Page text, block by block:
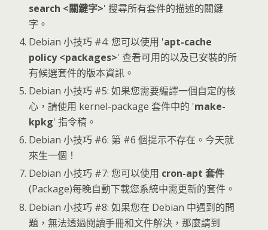
search <關鍵字>' 搜尋所有套件的描述的關鍵
字。
Debian 小技巧 #4: 您可以使用 'apt-cache
policy <packages>' 查看可用的以及已安裝的所
有候選套件的版本資訊。
Debian 小技巧 #5: 如果您需要編譯一個自定的核
心，請使用 kernel-package 套件中的 'make-
kpkg' 指令稿。
Debian 小技巧 #6: 第 #6 個提示不存在。今天就
來生一個！
Debian 小技巧 #7: 您可以使用 cron-apt 套件
(Package)每晚自動下載您系統中需更新的套件。
Debian 小技巧 #8: 如果您在 Debian 中遇到的問
題，無法透過閱讀手冊和文件解決，那麼請到